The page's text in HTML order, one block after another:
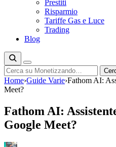
Prestiti
Risparmio
Tariffe Gas e Luce
Trading
Blog
Cerca
Home›Guide Varie›Fathom AI:
Meet?
Fathom AI:
Google Meet?